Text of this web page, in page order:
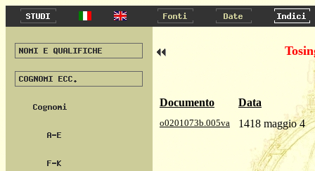
Documento Data
o0201073b.005va 1418 maggio 4